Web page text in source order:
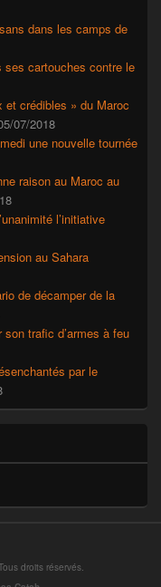
dans les camps de
ses cartouches contre le
et crédibles » du Maroc
07/2018
une nouvelle tournée
raison au Maroc au
l’initiative
au Sahara
de décamper de la
trafic d’armes à feu
par le
droits réservés.